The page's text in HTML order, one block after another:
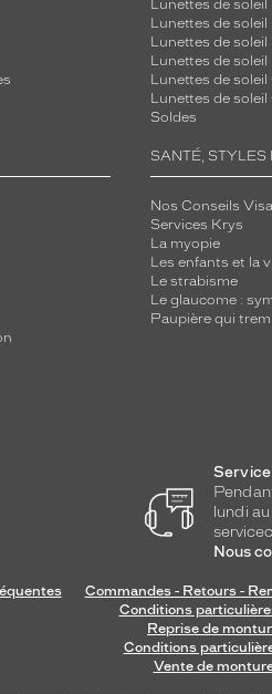
Lunettes de
Lunettes de soleil
Lunettes de soleil
Lunettes de soleil
Lunettes de soleil
Lunettes de soleil
Soldes
SANTÉ, STYLES
Nos Conseils
Services Krys
La myopie
Les enfants et la
Le strabisme
Le glaucome :
Paupière qui
lundi
Nous
Commandes - Retours -
Conditions
Reprise de
Conditions
Vente de